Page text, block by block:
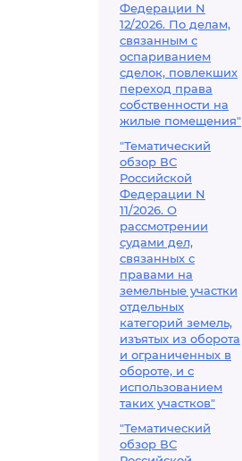
Федерации N
12/2026. По делам,
связанным с
оспариванием
сделок, повлекших
переход права
собственности на
жилые помещения"
"Тематический
обзор ВС
Российской
Федерации N
11/2026. О
рассмотрении
судами дел,
связанных с
правами на
земельные участки
отдельных
категорий земель,
изъятых из оборота
и ограниченных в
обороте, и с
использованием
таких участков"
"Тематический
обзор ВС